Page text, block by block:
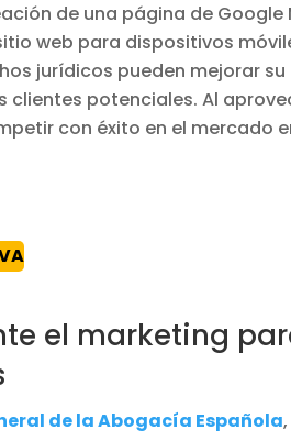
de una página de Google
web para dispositivos
jurídicos pueden mejorar
potenciales. Al
con éxito en el mercado
el marketing
de la Abogacía Española